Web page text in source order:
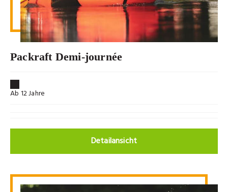
Packraft Demi-journée
Ab 12 Jahre
Detailansicht